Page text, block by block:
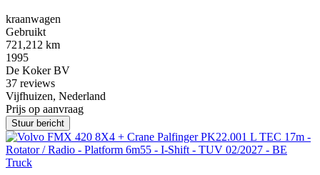
kraanwagen
Gebruikt
721,212 km
1995
De Koker BV
37 reviews
Vijfhuizen, Nederland
Prijs op aanvraag
Stuur bericht